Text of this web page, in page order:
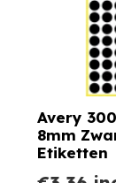
Avery
8mm
Etiketten